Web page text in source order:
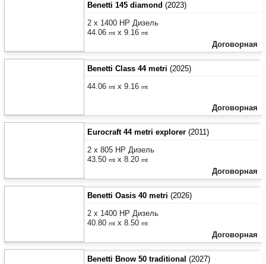
Benetti 145 diamond (2023)
2 x 1400 HP Дизель
44.06 mt x 9.16 mt
Договорная
Benetti Class 44 metri (2025)
44.06 mt x 9.16 mt
Договорная
Eurocraft 44 metri explorer (2011)
2 x 805 HP Дизель
43.50 mt x 8.20 mt
Договорная
Benetti Oasis 40 metri (2026)
2 x 1400 HP Дизель
40.80 mt x 8.50 mt
Договорная
Benetti Bnow 50 traditional (2027)